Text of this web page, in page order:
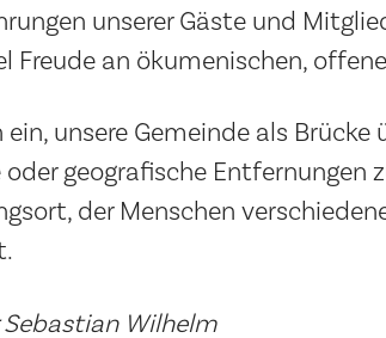
unserer Gäste und
Freude an ökumenischen,
unsere Gemeinde als Brücke
geografische Entfernungen
der Menschen
Wilhelm